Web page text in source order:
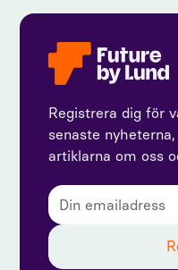
Registrera dig för
senaste
artiklarna om oss